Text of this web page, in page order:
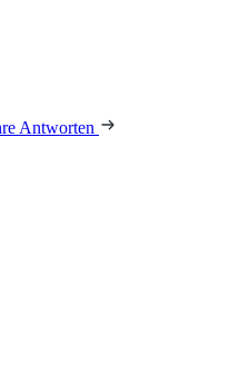
Antworten